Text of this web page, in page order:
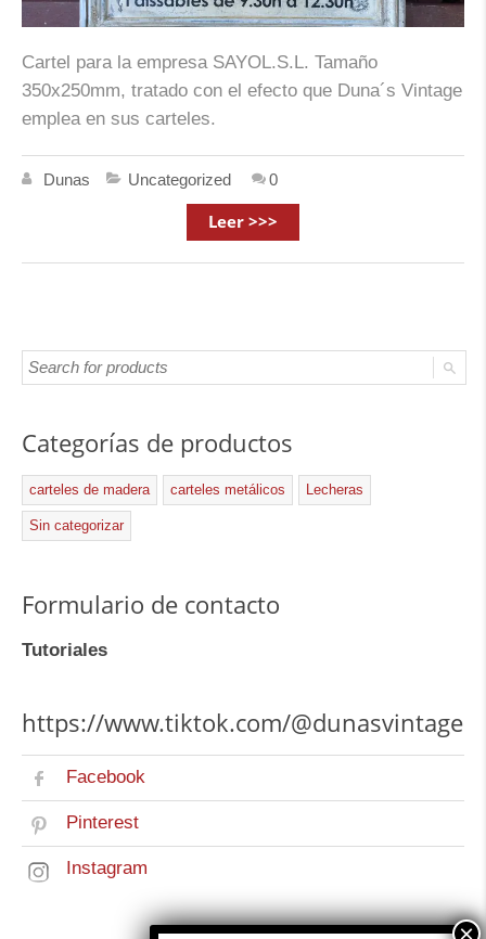
Cartel para la empresa SAYOL.S.L. Tamaño
350x250mm, tratado con el efecto que Duna´s Vintage
emplea en sus carteles.
Dunas Uncategorized 0
Leer >>>
Categorías de productos
carteles de madera carteles metálicos Lecheras
Sin categorizar
Formulario de contacto
Tutoriales
https://www.tiktok.com/@dunasvintage
Facebook
Pinterest
Instagram